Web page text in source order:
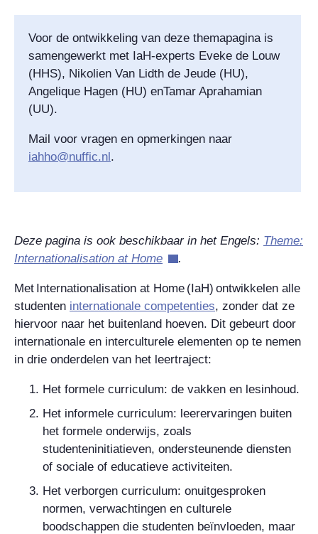
Voor de ontwikkeling van deze themapagina is
samengewerkt met IaH-experts Eveke de Louw
(HHS), Nikolien Van Lidth de Jeude (HU),
Angelique Hagen (HU) enTamar Aprahamian
(UU).
Mail voor vragen en opmerkingen naar
iahho@nuffic.nl.
Deze pagina is ook beschikbaar in het Engels: Theme:
Internationalisation at Home
.
Met Internationalisation at Home (IaH) ontwikkelen alle
studenten internationale competenties, zonder dat ze
hiervoor naar het buitenland hoeven. Dit gebeurt door
internationale en interculturele elementen op te nemen
in drie onderdelen van het leertraject:
Het formele curriculum: de vakken en lesinhoud.
Het informele curriculum: leerervaringen buiten
het formele onderwijs, zoals
studenteninitiatieven, ondersteunende diensten
of sociale of educatieve activiteiten.
Het verborgen curriculum: onuitgesproken
normen, verwachtingen en culturele
boodschappen die studenten beïnvloeden, maar